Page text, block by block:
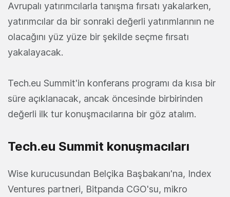
Avrupalı yatırımcılarla tanışma fırsatı yakalarken,
yatırımcılar da bir sonraki değerli yatırımlarının ne
olacağını yüz yüze bir şekilde seçme fırsatı
yakalayacak.
Tech.eu Summit'in konferans programı da kısa bir
süre açıklanacak, ancak öncesinde birbirinden
değerli ilk tur konuşmacılarına bir göz atalım.
Tech.eu Summit konuşmacıları
Wise kurucusundan Belçika Başbakanı'na, Index
Ventures partneri, Bitpanda CGO'su, mikro